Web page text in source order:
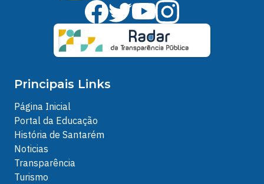
Principais Links
Página Inicial
Portal da Educação
História de Santarém
Noticias
Transparência
Turismo